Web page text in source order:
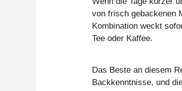
von frisch gebackenen
Kombination weckt
Tee oder Kaffee.
Das Beste an diesem
Backkenntnisse, und